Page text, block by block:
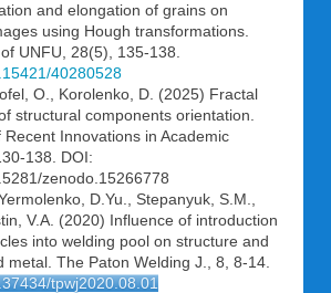
and elongation of grains on
using Hough transformations.
UNFU, 28(5), 135-138.
40280528
O., Korolenko, D. (2025) Fractal
structural components orientation.
Innovations in Academic
138. DOI:
zenodo.15266778
D.Yu., Stepanyuk, S.M.,
V.А. (2020) Influence of introduction
into welding pool on structure and
metal. The Paton Welding J., 8, 8-14.
tpwj2020.08.01